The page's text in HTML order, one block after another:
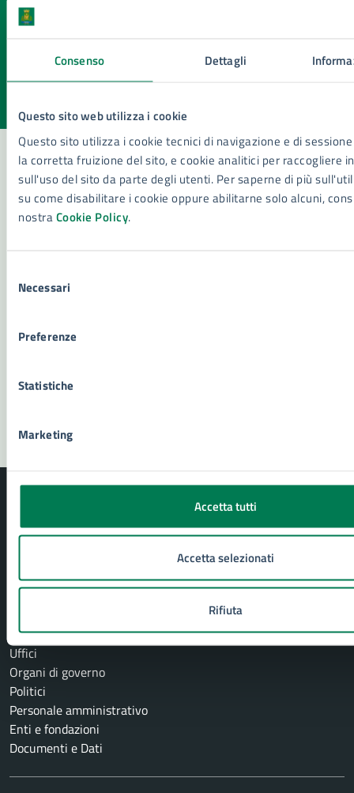
Consenso Dettagli
Questo sito web utilizza i cookie
Questo sito utilizza i cookie tecnici di navigazione e di
la corretta fruizione del sito, e cookie analitici per raccogliere
sull'uso del sito da parte degli utenti. Per saperne di più
su come disabilitare i cookie oppure abilitarne solo alcuni,
nostraCookie Policy.
delNecessari
Preferenze
Statistiche
Marketing
Accetta tutti
Accetta selezionati
Rifiuta
Quanto sono chiare le informazioni su questa
pagina?
Valuta la chiarezza delle informazioni (da 1 a 5 stelle)
Seleziona il numero di stelle per valutare la chiarezza delle
Contatta il comune
Leggi le domande frequenti
Numero verde 800299507
Comune di Siracusa
Aree amministrative
Uffici
Organi di governo
Politici
Personale amministrativo
Enti e fondazioni
Documenti e Dati